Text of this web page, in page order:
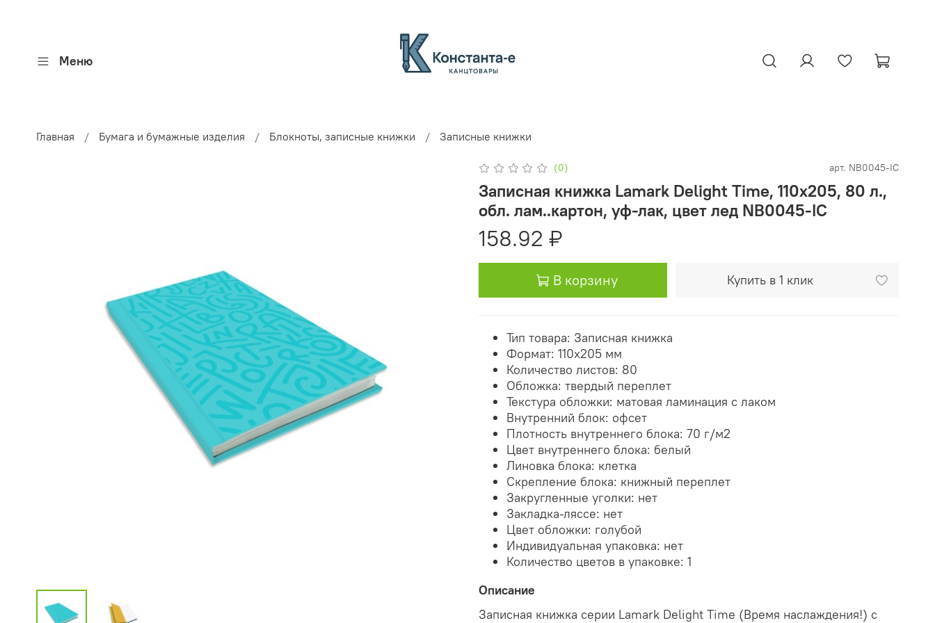
Меню
Главная Бумага и бумажные изделия Блокноты, записные книжки Записные книжки
(0) арт. NB0045-IC
Записная книжка Lamark Delight Time, 110х205, 80 л.,
обл. лам..картон, уф-лак, цвет лед NB0045-IC
158.92 ₽
В корзину Купить в 1 клик
Тип товара: Записная книжка
Формат: 110х205 мм
Количество листов: 80
Обложка: твердый переплет
Текстура обложки: матовая ламинация с лаком
Внутренний блок: офсет
Плотность внутреннего блока: 70 г/м2
Цвет внутреннего блока: белый
Линовка блока: клетка
Скрепление блока: книжный переплет
Закругленные уголки: нет
Закладка-ляссе: нет
Цвет обложки: голубой
Индивидуальная упаковка: нет
Количество цветов в упаковке: 1
Описание
Записная книжка серии Lamark Delight Time (Время наслаждения!) с